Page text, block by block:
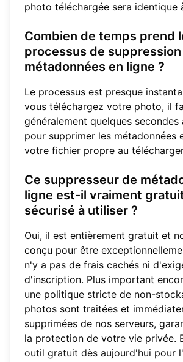
photo téléchargée sera identique
Combien de temps prend
processus de
métadonnées en ligne ?
Le processus est presque
vous téléchargez votre photo, il
généralement quelques
pour supprimer les métadonnées
votre fichier propre au
Ce suppresseur de
ligne est-il vraiment
sécurisé à utiliser ?
Oui, il est entièrement gratuit et
conçu pour être
n'y a pas de frais cachés ni
d'inscription. Plus important
une politique stricte de non-
photos sont traitées et
supprimées de nos serveurs,
la protection de votre vie privée.
outil gratuit dès aujourd'hui pour